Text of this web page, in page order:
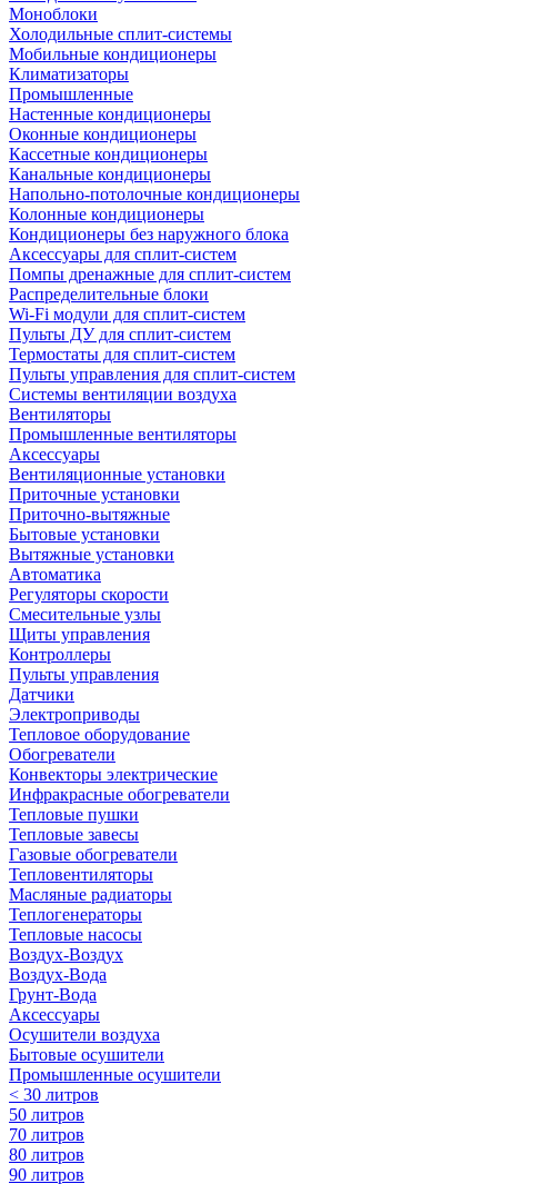
Моноблоки
Холодильные сплит-системы
Мобильные кондиционеры
Климатизаторы
Промышленные
Настенные кондиционеры
Оконные кондиционеры
Кассетные кондиционеры
Канальные кондиционеры
Напольно-потолочные кондиционеры
Колонные кондиционеры
Кондиционеры без наружного блока
Аксессуары для сплит-систем
Помпы дренажные для сплит-систем
Распределительные блоки
Wi-Fi модули для сплит-систем
Пульты ДУ для сплит-систем
Термостаты для сплит-систем
Пульты управления для сплит-систем
Системы вентиляции воздуха
Вентиляторы
Промышленные вентиляторы
Аксессуары
Вентиляционные установки
Приточные установки
Приточно-вытяжные
Бытовые установки
Вытяжные установки
Автоматика
Регуляторы скорости
Смесительные узлы
Щиты управления
Контроллеры
Пульты управления
Датчики
Электроприводы
Тепловое оборудование
Обогреватели
Конвекторы электрические
Инфракрасные обогреватели
Тепловые пушки
Тепловые завесы
Газовые обогреватели
Тепловентиляторы
Масляные радиаторы
Теплогенераторы
Тепловые насосы
Воздух-Воздух
Воздух-Вода
Грунт-Вода
Аксессуары
Осушители воздуха
Бытовые осушители
Промышленные осушители
< 30 литров
50 литров
70 литров
80 литров
90 литров